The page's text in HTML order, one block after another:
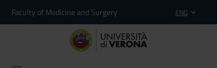
Faculty of Medicine and Surgery ENG